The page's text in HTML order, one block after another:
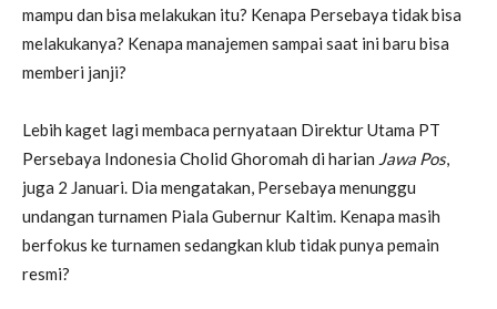
mampu dan bisa melakukan itu? Kenapa Persebaya tidak bisa
melakukanya? Kenapa manajemen sampai saat ini baru bisa
memberi janji?
Lebih kaget lagi membaca pernyataan Direktur Utama PT
Persebaya Indonesia Cholid Ghoromah di harian Jawa Pos,
juga 2 Januari. Dia mengatakan, Persebaya menunggu
undangan turnamen Piala Gubernur Kaltim. Kenapa masih
berfokus ke turnamen sedangkan klub tidak punya pemain
resmi?